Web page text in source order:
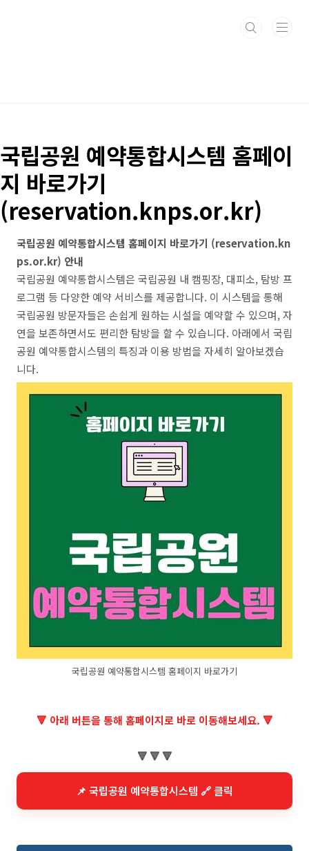
국립공원 예약통합시스템 홈페이
지 바로가기
(reservation.knps.or.kr)
국립공원 예약통합시스템 홈페이지 바로가기 (reservation.kn
ps.or.kr) 안내
국립공원 예약통합시스템은 국립공원 내 캠핑장, 대피소, 탐방 프
로그램 등 다양한 예약 서비스를 제공합니다. 이 시스템을 통해
국립공원 방문자들은 손쉽게 원하는 시설을 예약할 수 있으며, 자
연을 보존하면서도 편리한 탐방을 할 수 있습니다. 아래에서 국립
공원 예약통합시스템의 특징과 이용 방법을 자세히 알아보겠습
니다.
국립공원 예약통합시스템 홈페이지 바로가기
🔻 아래 버튼을 통해 홈페이지로 바로 이동해보세요. 🔻
🔻 🔻 🔻
📌 국립공원 예약통합시스템 🔗 클릭